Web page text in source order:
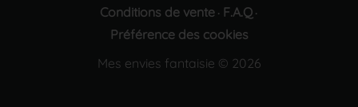
Conditions de vente · F.A.Q ·
Préférence des cookies
Mes envies fantaisie © 2026